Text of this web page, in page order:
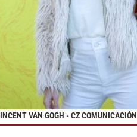
VAN GOGH - CZ COMUNICACIÓN